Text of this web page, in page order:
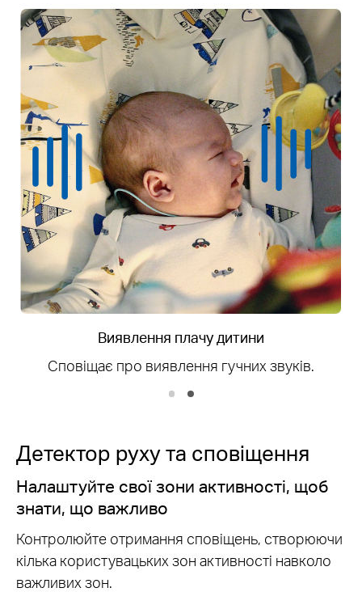
Особа
Виявлення особи
Помічайте, як усі рухаються в полі зору камери.
Детектор руху та сповіщення
Налаштуйте свої зони активності, щоб
знати, що важливо
Контролюйте отримання сповіщень, створюючи
кілька користувацьких зон активності навколо
важливих зон.